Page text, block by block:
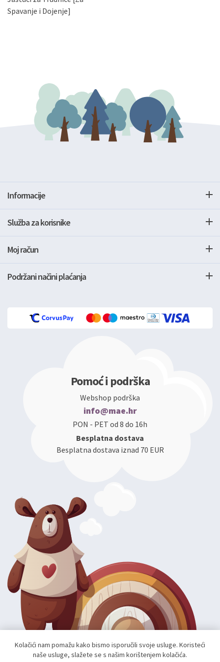
gore navedenu adresu ili e-mailom na adresu:
Spavanje i Dojenje]
Informacije
Služba za korisnike
Moj račun
Podržani načini plaćanja
Pomoć i podrška
Webshop podrška
info@mae.hr
PON - PET od 8 do 16h
Besplatna dostava
Besplatna dostava iznad 70 EUR
Kolačići nam pomažu kako bismo isporučili svoje usluge. Koristeći
naše usluge, slažete se s našim korištenjem kolačića.